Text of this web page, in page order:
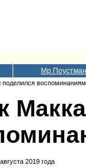
Мр.Поустман
2019 года